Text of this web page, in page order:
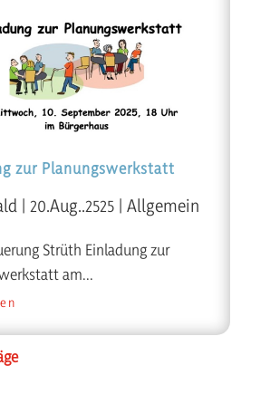
zur Planungswerkstatt
| 20.Aug..2525| Allgemein
Strüth Einladung zur
am...